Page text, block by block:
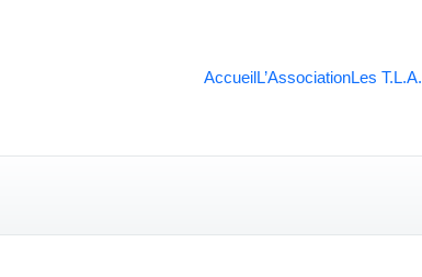
AccueilL’AssociationLes T.L.A.